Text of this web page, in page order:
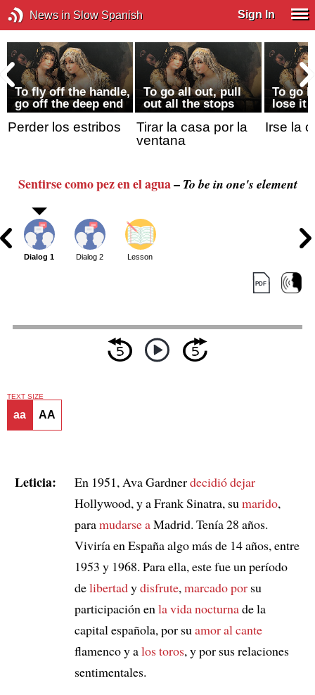
News in Slow Spanish Sign In
To fly off the handle,
go off the deep end
Perder los estribos
To go all out, pull
out all the stops
Tirar la casa por la
ventana
To go
lose it
Irse la
Sentirse como pez en el agua– To be in one's element
Dialog 1 Dialog 2 Lesson
TEXT SIZE
aa AA
Leticia: En 1951, Ava Gardnerdecidió dejar
Hollywood, y a Frank Sinatra, su marido,
paramudarse aMadrid. Tenía 28 años.
Viviría en España algo más de 14 años, entre
1953 y 1968. Para ella, este fue un período
delibertadydisfrute, marcado porsu
participación en la vida nocturnade la
capital española, por su amor al cante
flamenco y alos toros, y por sus relaciones
sentimentales.